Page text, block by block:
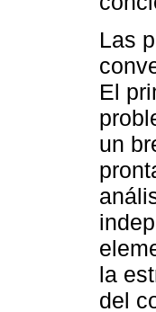
Las
El
un
la
del